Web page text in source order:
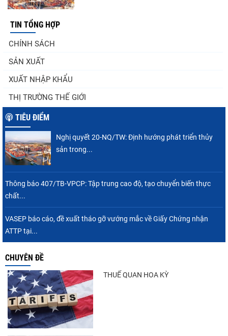
Thuế Mục 301 và bài toán thích ứng của
tôm Việt tại thị...
Xuất khẩu cá tra sang CPTPP: Mở rộng cơ
tăng nhẹ, áp lực mới...
Trung Quốc tăng mạnh nhập khẩu mực,
TIN TỔNG HỢP
CHÍNH SÁCH
SẢN XUẤT
XUẤT NHẬP KHẨU
THỊ TRƯỜNG THẾ GIỚI
TIÊU ĐIỂM
Nghị quyết 20-NQ/TW: Định hướng phát triển thủy
sản trong...
Thông báo 407/TB-VPCP: Tập trung cao độ, tạo chuyển biến thực
chất...
VASEP báo cáo, đề xuất tháo gỡ vướng mắc về Giấy Chứng nhận
ATTP tại...
CHUYÊN ĐỀ
THUẾ QUAN HOA KỲ